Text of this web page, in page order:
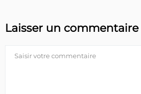
Laisser un commentaire